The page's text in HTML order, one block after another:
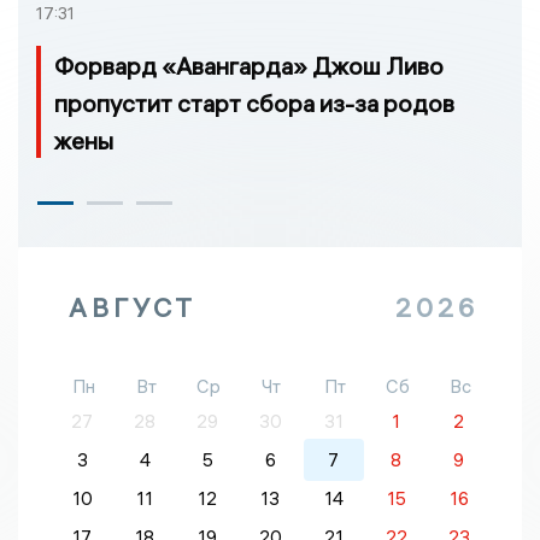
17:31
Форвард «Авангарда» Джош Ливо
пропустит старт сбора из-за родов
жены
АВГУСТ 2026
Пн Вт Ср Чт Пт Сб
Вс
27
28 29 30 31 1
2
3
4 5 6 7 8
9
10
11 12 13 14 15
16